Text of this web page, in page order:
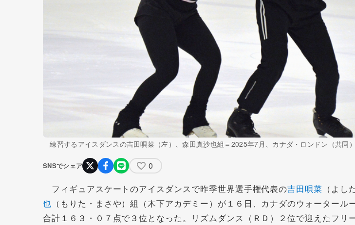
練習するアイスダンスの吉田唄菜（左）、森田真沙也組＝2025年7月、カナダ・ロンドン（共同）
SNSでシェア 0
フィギュアスケートのアイスダンスで昨季世界選手権代表の吉田唄菜 （よし
也 （もりた・まさや）組（木下アカデミー）が１６日、カナダのウォータール
合計１６３・０７点で３位となった。リズムダンス（ＲＤ）２位で迎えたフリ